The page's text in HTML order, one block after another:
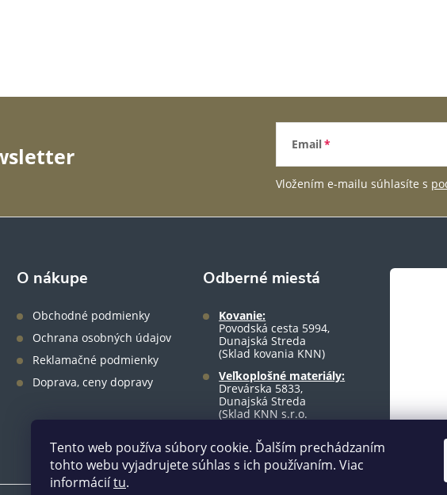
Tento web používa súbory cookie. Ďalším prechádzaním
tohto webu vyjadrujete súhlas s ich používaním. Viac
informáciítu.
Email
Vložením e-mailu súhlasíte s
O nákupe
Obchodné podmienky
Ochrana osobných údajov
Reklamačné podmienky
Doprava, ceny dopravy
Odberné miestá
Kovanie:
Povodská cesta 5994,
Dunajská Streda
(Sklad kovania KNN)
Veľkoplošné materiály:
Drevárska 5833,
Dunajská Streda
(Sklad KNN s.r.o.